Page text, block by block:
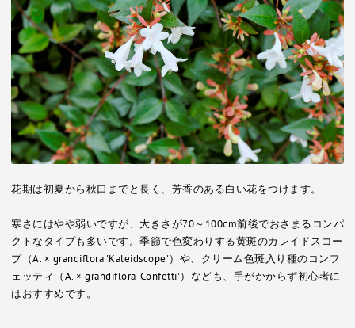
花期は初夏から秋口までと長く、芳香のある白い花をつけます。
寒さにはやや弱いですが、大きさが70～100cm前後でおさまるコンパ
クトなタイプも多いです。季節で色変わりする黄斑のカレイドスコー
プ（A. × grandiflora 'Kaleidscope'）や、クリーム色斑入り種のコンフ
ェッティ（A. × grandiflora 'Confetti'）なども、手がかからず初心者に
はおすすめです。